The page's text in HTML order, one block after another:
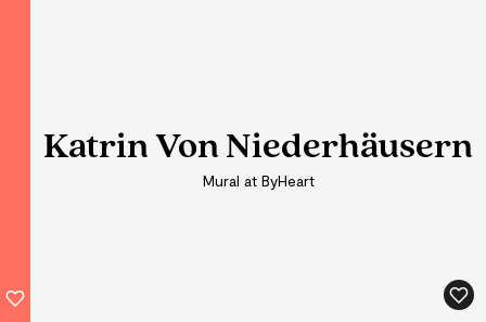
Katrin Von Niederhäusern
Mural at ByHeart
Katrin Von Niederhäusern
Mural at ByHeart